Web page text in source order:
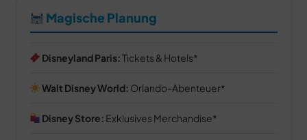
Magische Planung
Disneyland Paris:Tickets & Hotels
Walt Disney World: Orlando-Abenteuer
Disney Store: Exklusives Merchandise